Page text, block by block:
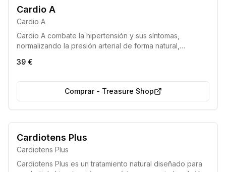
Cardio A
Cardio A
Cardio A combate la hipertensión y sus síntomas,
normalizando la presión arterial de forma natural,
infartos y accidentes cerebrovasculares. Baja el nivel de
39 €
Comprar- Treasure Shop
Cardiotens Plus
Cardiotens Plus
Cardiotens Plus es un tratamiento natural diseñado para